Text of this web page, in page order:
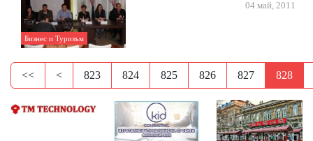
Бизнес и Туризъм
04 май, 2011
<< < 823 824 825 826 827 828